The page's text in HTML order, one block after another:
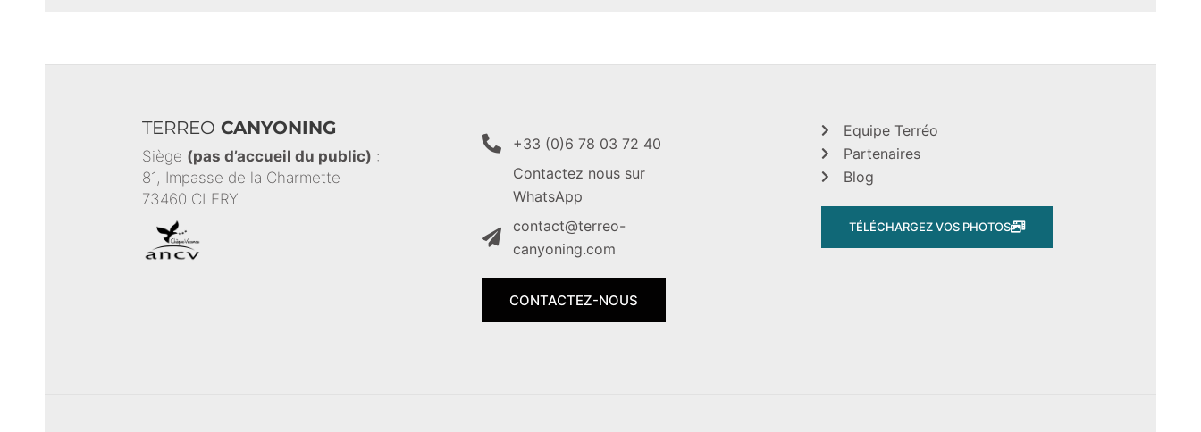
TERREO CANYONING
Siège (pas d’accueil du public) :
81, Impasse de la Charmette
73460 CLERY
+33 (0)6 78 03 72 40
Contactez nous sur
WhatsApp
contact@terreo-
canyoning.com
CONTACTEZ-NOUS
Equipe Terréo
Partenaires
Blog
TÉLÉCHARGEZ VOS PHOTOS